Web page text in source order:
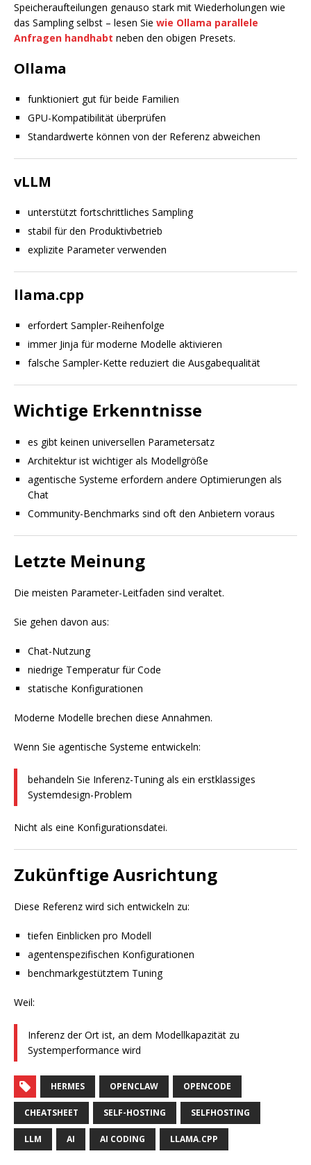
Speicheraufteilungen genauso stark mit Wiederholungen wie
das Sampling selbst – lesen Sie wie Ollama parallele
Anfragen handhabt neben den obigen Presets.
Ollama
funktioniert gut für beide Familien
GPU-Kompatibilität überprüfen
Standardwerte können von der Referenz abweichen
vLLM
unterstützt fortschrittliches Sampling
stabil für den Produktivbetrieb
explizite Parameter verwenden
llama.cpp
erfordert Sampler-Reihenfolge
immer Jinja für moderne Modelle aktivieren
falsche Sampler-Kette reduziert die Ausgabequalität
Wichtige Erkenntnisse
es gibt keinen universellen Parametersatz
Architektur ist wichtiger als Modellgröße
agentische Systeme erfordern andere Optimierungen als
Chat
Community-Benchmarks sind oft den Anbietern voraus
Letzte Meinung
Die meisten Parameter-Leitfaden sind veraltet.
Sie gehen davon aus:
Chat-Nutzung
niedrige Temperatur für Code
statische Konfigurationen
Moderne Modelle brechen diese Annahmen.
Wenn Sie agentische Systeme entwickeln:
behandeln Sie Inferenz-Tuning als ein erstklassiges
Systemdesign-Problem
Nicht als eine Konfigurationsdatei.
Zukünftige Ausrichtung
Diese Referenz wird sich entwickeln zu:
tiefen Einblicken pro Modell
agentenspezifischen Konfigurationen
benchmarkgestütztem Tuning
Weil:
Inferenz der Ort ist, an dem Modellkapazität zu
Systemperformance wird
HERMES OPENCLAW OPENCODE
CHEATSHEET SELF-HOSTING SELFHOSTING
LLM AI AI CODING LLAMA.CPP